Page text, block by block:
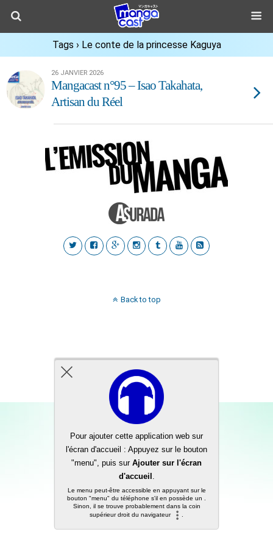
Tags › Le conte de la princesse Kaguya
26 JANVIER 2026
Mangacast n°95 – Isao Takahata,
Artisan du Réel
Back to top